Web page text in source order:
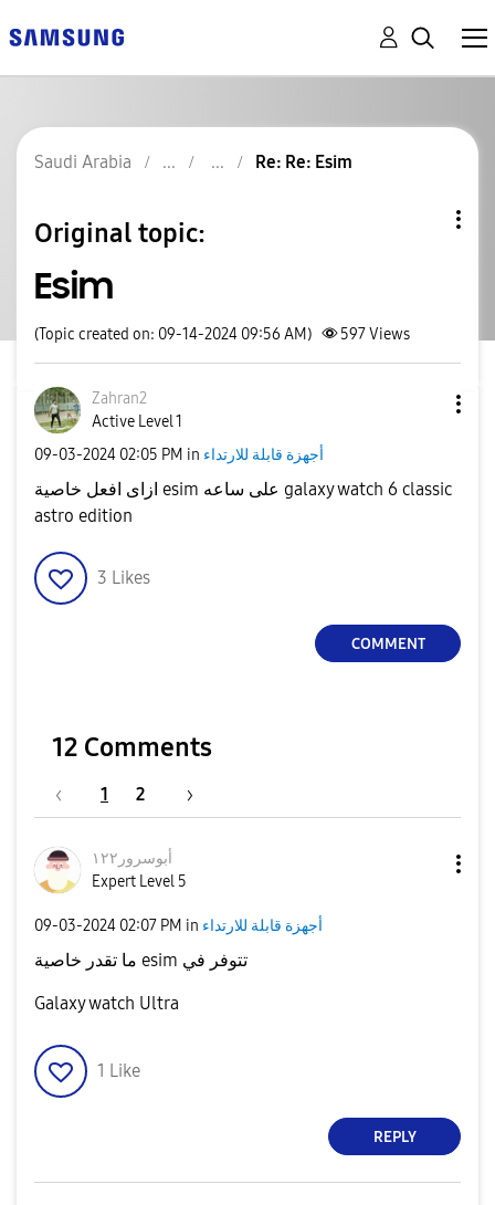
Saudi Arabia Re: Re: Esim
Original topic:
Esim
(Topic created on: 09-14-2024 09:56 AM) 597Views
Zahran2
Active Level 1
‎09-03-2024 02:05 PM in أجهزة قابلة للارتداء
ازاى افعل خاصية esim على ساعه galaxy watch 6 classic
astro edition
3 Likes
COMMENT
12 Comments
1 2
أبوسرور١٢٢
Expert Level 5
‎09-03-2024 02:07 PM in أجهزة قابلة للارتداء
Galaxy watch Ultra
1 Like
REPLY